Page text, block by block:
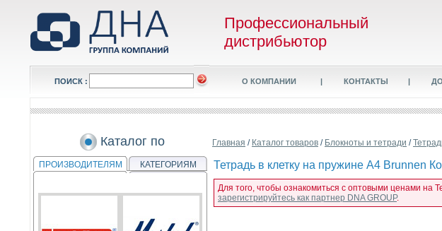
Профессиональный
дистрибьютор
ПОИСК : О КОМПАНИИ | КОНТАКТЫ |
Каталог по
ПРОИЗВОДИТЕЛЯМ КАТЕГОРИЯМ
Главная / Каталог товаров / Блокноты и тетради /
Тетрадь в клетку на пружине А4 Brunnen
Для того, чтобы ознакомиться с оптовыми ценами на
зарегистрируйтесь как партнер DNA GROUP.